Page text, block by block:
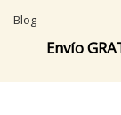
Blog
Envío